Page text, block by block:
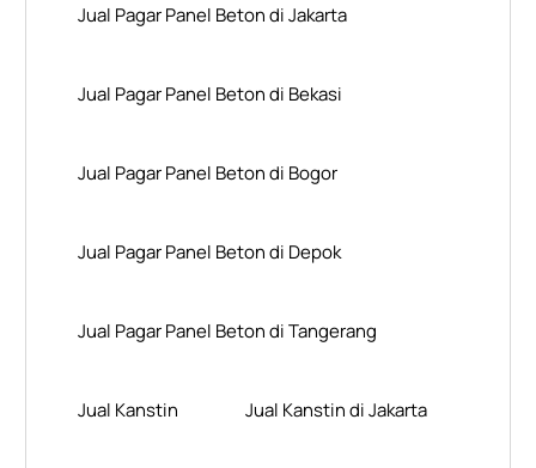
Jual Pagar Panel Beton di Jakarta
Jual Pagar Panel Beton di Bekasi
Jual Pagar Panel Beton di Bogor
Jual Pagar Panel Beton di Depok
Jual Pagar Panel Beton di Tangerang
Jual Kanstin Jual Kanstin di Jakarta